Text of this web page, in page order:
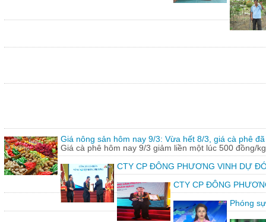
Giá nông sản hôm nay 9/3: Vừa hết 8/3, giá cà phê
Giá cà phê hôm nay 9/3 giảm liền một lúc 500 đồng/
CTY CP ĐÔNG PHƯƠNG VINH DỰ
CTY CP ĐÔNG
Phóng